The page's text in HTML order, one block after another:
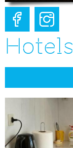
Hotels